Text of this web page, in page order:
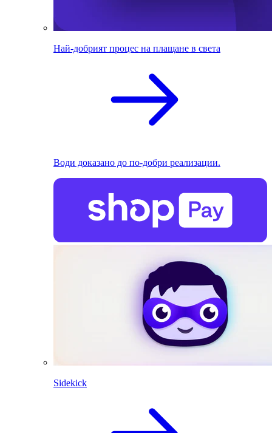
Най-добрият процес на плащане в света
Води доказано до по-добри реализации.
Sidekick